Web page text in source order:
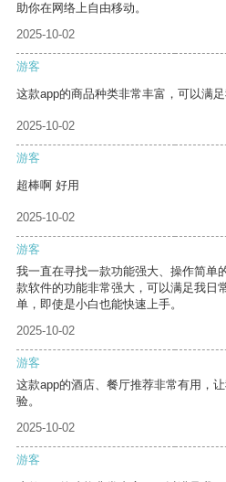
助你在网络上自由移动。
2025-10-02
游客
这款app的商品种类非常丰富，可以满足
2025-10-02
游客
超棒啊 好用
2025-10-02
游客
我一直在寻找一款功能强大、操作简单
款软件的功能非常强大，可以满足我日
单，即使是小白也能快速上手。
2025-10-02
游客
这款app的酒店、餐厅推荐非常有用，
验。
2025-10-02
游客